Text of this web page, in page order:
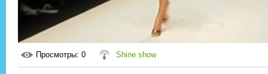
Просмотры: 0 Shine show